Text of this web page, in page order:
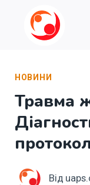
Перейти
НОВИНИ
Травма
Від